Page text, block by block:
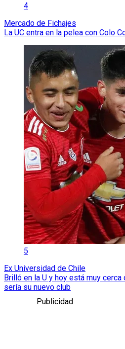
4
Mercado de Fichajes
La UC entra en la pelea con Colo
5
Ex Universidad de Chile
Brilló en la U y hoy está muy
sería su nuevo club
Publicidad